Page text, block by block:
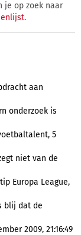
je op zoek naar
.
aan
onderzoek is
5
niet van de
Europa League,
blij dat de
2009, 21:16:49